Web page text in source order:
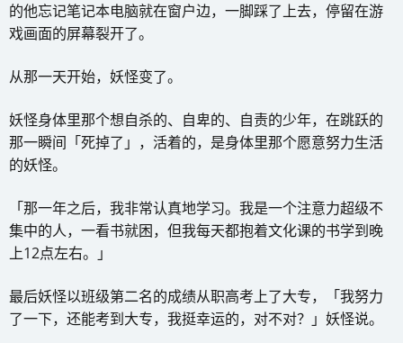
的他忘记笔记本电脑就在窗户边，一脚踩了上去，停留在游
戏画面的屏幕裂开了。
从那一天开始，妖怪变了。
妖怪身体里那个想自杀的、自卑的、自责的少年，在跳跃的
那一瞬间「死掉了」，活着的，是身体里那个愿意努力生活
的妖怪。
「那一年之后，我非常认真地学习。我是一个注意力超级不
集中的人，一看书就困，但我每天都抱着文化课的书学到晚
上12点左右。」
最后妖怪以班级第二名的成绩从职高考上了大专，「我努力
了一下，还能考到大专，我挺幸运的，对不对？」妖怪说。